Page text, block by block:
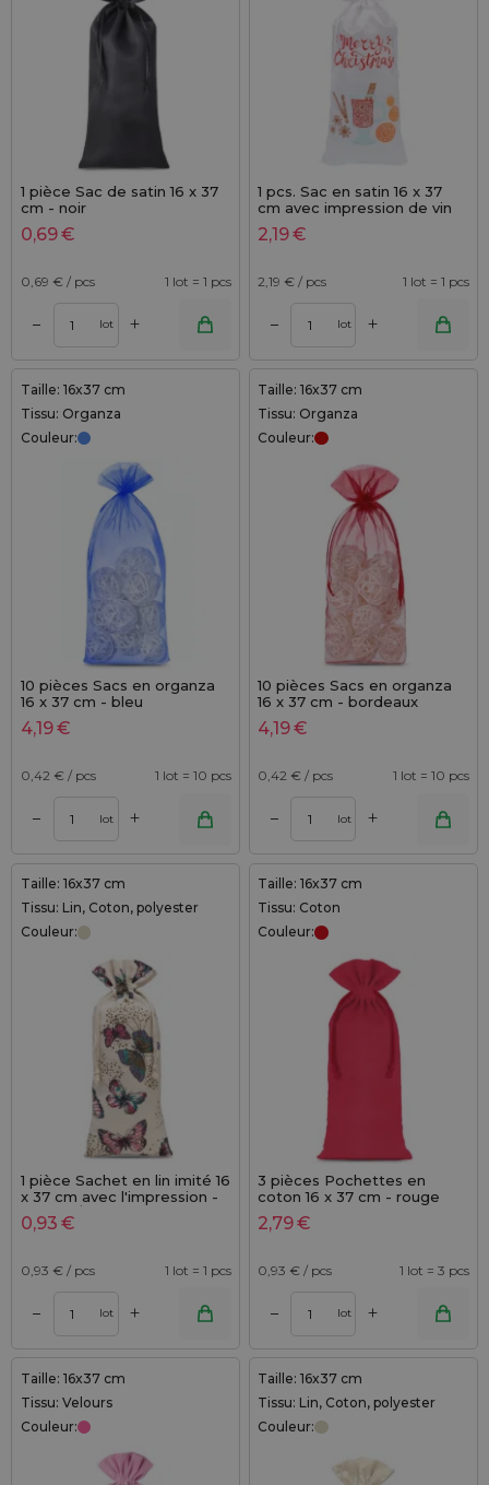
1 pièce Sac de satin 16 x 37
cm - noir
0,69€
0,69 € / pcs 1 lot = 1 pcs
– lot +
1 pcs. Sac en satin 16 x 37
cm avec impression de vin
chaud
2,19€
2,19 € / pcs 1 lot = 1 pcs
– lot +
Taille: 16x37 cm
Tissu: Organza
Couleur:
10 pièces Sacs en organza
16 x 37 cm - bleu
4,19€
0,42 € / pcs 1 lot = 10 pcs
– lot +
Taille: 16x37 cm
Tissu: Organza
Couleur:
10 pièces Sacs en organza
16 x 37 cm - bordeaux
4,19€
0,42 € / pcs 1 lot = 10 pcs
– lot +
Taille: 16x37 cm
Tissu: Lin, Coton, polyester
Couleur:
1 pièce Sachet en lin imité 16
x 37 cm avec l'impression -
naturel / papillon
0,93 €
0,93 € / pcs 1 lot = 1 pcs
– lot +
Taille: 16x37 cm
Tissu: Coton
Couleur:
3 pièces Pochettes en
coton 16 x 37 cm - rouge
2,79€
0,93 € / pcs 1 lot = 3 pcs
– lot +
Taille: 16x37 cm
Tissu: Velours
Couleur:
Taille: 16x37 cm
Tissu: Lin, Coton, polyester
Couleur: